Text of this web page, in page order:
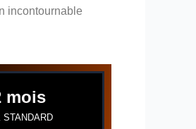
incontournable
mois
STANDARD